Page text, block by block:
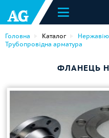
Головна Каталог
Трубопровідна арматура
ФЛАНЕЦЬ